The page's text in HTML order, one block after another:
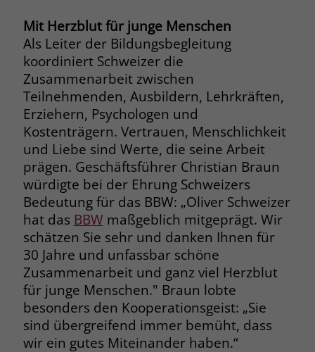
Mit Herzblut für junge Menschen
Als Leiter der Bildungsbegleitung
koordiniert Schweizer die
Zusammenarbeit zwischen
Teilnehmenden, Ausbildern, Lehrkräften,
Erziehern, Psychologen und
Kostenträgern. Vertrauen, Menschlichkeit
und Liebe sind Werte, die seine Arbeit
prägen. Geschäftsführer Christian Braun
würdigte bei der Ehrung Schweizers
Bedeutung für das BBW: „Oliver Schweizer
hat das BBW maßgeblich mitgeprägt. Wir
schätzen Sie sehr und danken Ihnen für
30 Jahre und unfassbar schöne
Zusammenarbeit und ganz viel Herzblut
für junge Menschen." Braun lobte
besonders den Kooperationsgeist: „Sie
sind übergreifend immer bemüht, dass
wir ein gutes Miteinander haben.“
Zweck
Der Zweck von _fbp ist vollständig auf
die Werbe- und Analysebemühungen
von Facebook zurückzuführen. Dieses
Cookie ist ein Erstanbieter-Cookie, d. h.
Facebook platziert es, während ein
Verbraucher auf Facebook ist. Dieses
Cookie verfolgt die Besuche eines
Nutzers auf verschiedenen Websites
und meldet dieses Verhalten an
Facebook. Facebook kann dann die
gesammelten Daten nutzen, um den
Nutzer besser zu verstehen und
bessere, relevantere Werbung zu
zeigen. Das _fbp-Cookie sammelt keine
persönlich identifizierbaren
Informationen und wird von Facebook
nur platziert, um Daten an das
Unternehmen zurückzusenden.